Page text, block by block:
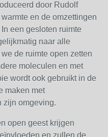
door Rudolf
en de omzettingen
een gesloten ruimte
naar alle
de ruimte open zetten
moleculen en met
wordt ook gebruikt in de
maken met
zijn omgeving.
open geest krijgen
en zullen de